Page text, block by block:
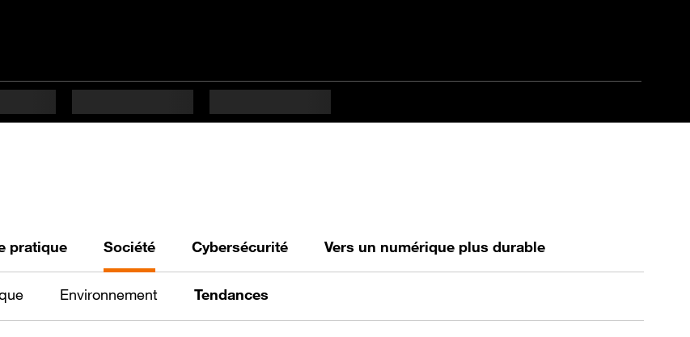
pratique Société Cybersécurité Vers un numérique plus durable
Environnement Tendances